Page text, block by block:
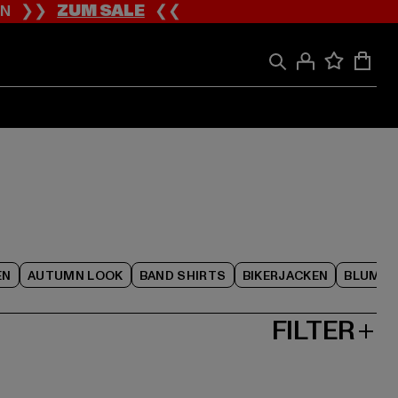
❯❯ZUM SALE❮❮
AUTUMN LOOK BAND SHIRTS BIKERJACKEN
FILTER